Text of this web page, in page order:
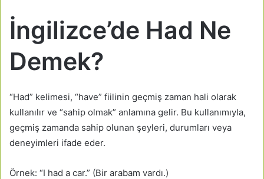
İngilizce’de Had Ne
Demek?
“Had” kelimesi, “have” fiilinin geçmiş zaman hali olarak
kullanılır ve “sahip olmak” anlamına gelir. Bu kullanımıyla,
geçmiş zamanda sahip olunan şeyleri, durumları veya
deneyimleri ifade eder.
Örnek: “I had a car.” (Bir arabam vardı.)